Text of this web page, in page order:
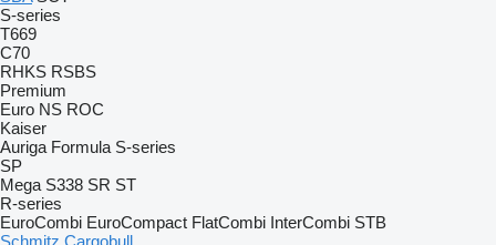
S-series
T669
C70
RHKS RSBS
Premium
Euro NS ROC
Kaiser
Auriga Formula S-series
SP
Mega S338 SR ST
R-series
EuroCombi EuroCompact FlatCombi InterCombi STB
Schmitz Cargobull